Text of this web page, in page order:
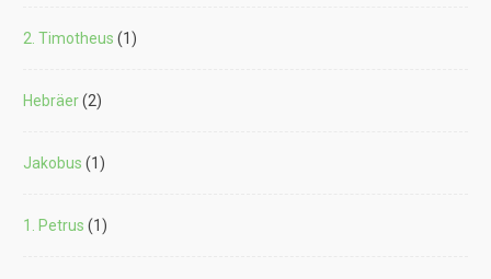
2. Timotheus (1)
Hebräer(2)
Jakobus (1)
1. Petrus (1)